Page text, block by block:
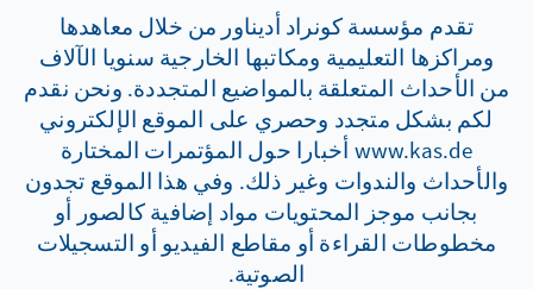
تقدم مؤسسة كونراد أديناور من خلال معاهدها
ومراكزها التعليمية ومكاتبها الخارجية سنويا الآلاف
من الأحداث المتعلقة بالمواضيع المتجددة. ونحن نقدم
لكم بشكل متجدد وحصري على الموقع الإلكتروني
www.kas.de أخبارا حول المؤتمرات المختارة
والأحداث والندوات وغير ذلك. وفي هذا الموقع تجدون
بجانب موجز المحتويات مواد إضافية كالصور أو
مخطوطات القراءة أو مقاطع الفيديو أو التسجيلات
الصوتية.